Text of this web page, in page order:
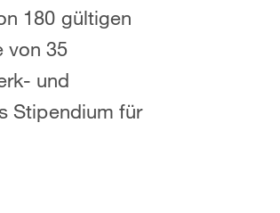
180 gültigen
von 35
und
Stipendium für